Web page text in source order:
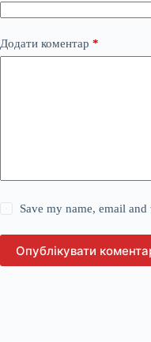
Додати коментар *
Save my name, email
Опублікувати